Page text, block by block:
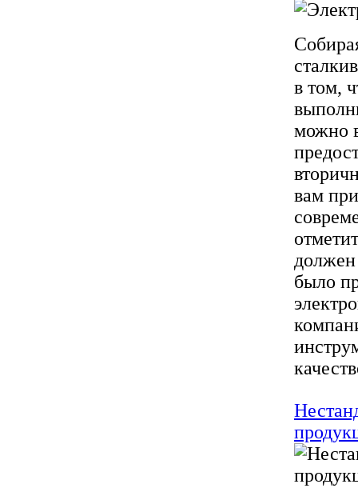
в том,
можно
вам
должен
было